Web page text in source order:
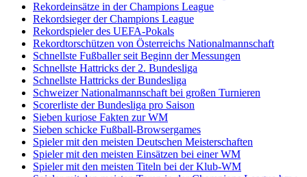
Rekordeinsätze in der Champions League
Rekordsieger der Champions League
Rekordspieler des UEFA-Pokals
Rekordtorschützen von Österreichs Nationalmannschaft
Schnellste Fußballer seit Beginn der Messungen
Schnellste Hattricks der 2. Bundesliga
Schnellste Hattricks der Bundesliga
Schweizer Nationalmannschaft bei großen Turnieren
Scorerliste der Bundesliga pro Saison
Sieben kuriose Fakten zur WM
Sieben schicke Fußball-Browsergames
Spieler mit den meisten Deutschen Meisterschaften
Spieler mit den meisten Einsätzen bei einer WM
Spieler mit den meisten Titeln bei der Klub-WM